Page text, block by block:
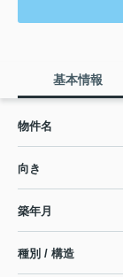
基本情報
物件名
向き
築年月
種別 / 構造